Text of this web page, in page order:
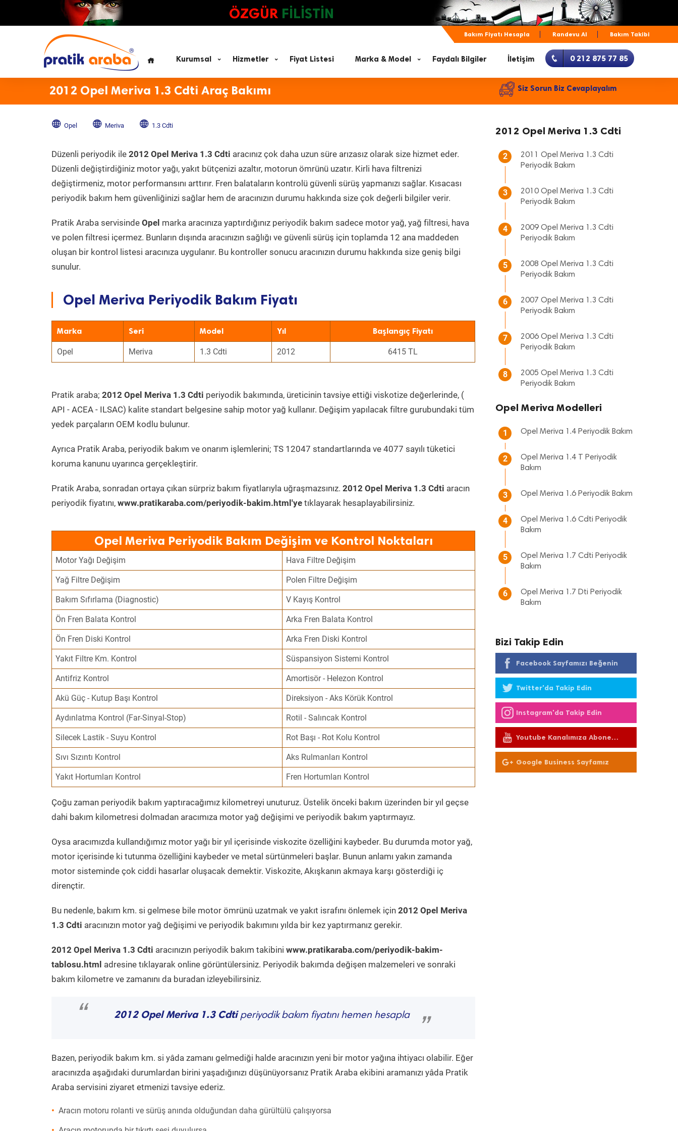
ÖZGÜR FİLİSTİN
Bakım Fiyatı Hesapla Randevu Al Bakım Takibi
Kurumsal Hizmetler Fiyat Listesi Marka & Model Faydalı Bilgiler İletişim 0 212 875 77 85
2012 Opel Meriva 1.3 Cdti Araç Bakımı Siz Sorun Biz Cevaplayalım
Opel Meriva 1.3 Cdti
Düzenli periyodik ile 2012 Opel Meriva 1.3 Cdti aracınız çok daha uzun süre arızasız olarak size hizmet eder.
Düzenli değiştirdiğiniz motor yağı, yakıt bütçenizi azaltır, motorun ömrünü uzatır. Kirli hava filtrenizi
değiştirmeniz, motor performansını arttırır. Fren balataların kontrolü güvenli sürüş yapmanızı sağlar. Kısacası
periyodik bakım hem güvenliğinizi sağlar hem de aracınızın durumu hakkında size çok değerli bilgiler verir.
Pratik Araba servisinde Opel marka aracınıza yaptırdığınız periyodik bakım sadece motor yağ, yağ filtresi, hava
ve polen filtresi içermez. Bunların dışında aracınızın sağlığı ve güvenli sürüş için toplamda 12 ana maddeden
oluşan bir kontrol listesi aracınıza uygulanır. Bu kontroller sonucu aracınızın durumu hakkında size geniş bilgi
sunulur.
Opel Meriva Periyodik Bakım Fiyatı
Marka Seri Model Yıl Başlangıç Fiyatı
Opel Meriva 1.3 Cdti 2012 6415 TL
Pratik araba; 2012 Opel Meriva 1.3 Cdti periyodik bakımında, üreticinin tavsiye ettiği viskotize değerlerinde, (
API - ACEA - ILSAC) kalite standart belgesine sahip motor yağ kullanır. Değişim yapılacak filtre gurubundaki tüm
yedek parçaların OEM kodlu bulunur.
Ayrıca Pratik Araba, periyodik bakım ve onarım işlemlerini; TS 12047 standartlarında ve 4077 sayılı tüketici
koruma kanunu uyarınca gerçekleştirir.
Pratik Araba, sonradan ortaya çıkan sürpriz bakım fiyatlarıyla uğraşmazsınız. 2012 Opel Meriva 1.3 Cdti aracın
periyodik fiyatını, www.pratikaraba.com/periyodik-bakim.html'ye tıklayarak hesaplayabilirsiniz.
Opel Meriva Periyodik Bakım Değişim ve Kontrol Noktaları
Motor Yağı Değişim Hava Filtre Değişim
Yağ Filtre Değişim Polen Filtre Değişim
Bakım Sıfırlama (Diagnostic) V Kayış Kontrol
Ön Fren Balata Kontrol Arka Fren Balata Kontrol
Ön Fren Diski Kontrol Arka Fren Diski Kontrol
Yakıt Filtre Km. Kontrol Süspansiyon Sistemi Kontrol
Antifriz Kontrol Amortisör - Helezon Kontrol
Akü Güç - Kutup Başı Kontrol Direksiyon - Aks Körük Kontrol
Aydınlatma Kontrol (Far-Sinyal-Stop) Rotil - Salıncak Kontrol
Silecek Lastik - Suyu Kontrol Rot Başı - Rot Kolu Kontrol
Sıvı Sızıntı Kontrol Aks Rulmanları Kontrol
Yakıt Hortumları Kontrol Fren Hortumları Kontrol
Çoğu zaman periyodik bakım yaptıracağımız kilometreyi unuturuz. Üstelik önceki bakım üzerinden bir yıl geçse
dahi bakım kilometresi dolmadan aracımıza motor yağ değişimi ve periyodik bakım yaptırmayız.
Oysa aracımızda kullandığımız motor yağı bir yıl içerisinde viskozite özelliğini kaybeder. Bu durumda motor yağ,
motor içerisinde ki tutunma özelliğini kaybeder ve metal sürtünmeleri başlar. Bunun anlamı yakın zamanda
motor sisteminde çok ciddi hasarlar oluşacak demektir. Viskozite, Akışkanın akmaya karşı gösterdiği iç
dirençtir.
Bu nedenle, bakım km. si gelmese bile motor ömrünü uzatmak ve yakıt israfını önlemek için 2012 Opel Meriva
1.3 Cdti aracınızın motor yağ değişimi ve periyodik bakımını yılda bir kez yaptırmanız gerekir.
2012 Opel Meriva 1.3 Cdti aracınızın periyodik bakım takibini www.pratikaraba.com/periyodik-bakim-
tablosu.html adresine tıklayarak online görüntülersiniz. Periyodik bakımda değişen malzemeleri ve sonraki
bakım kilometre ve zamanını da buradan izleyebilirsiniz.
“ 2012 Opel Meriva 1.3 Cdtiperiyodik bakım fiyatını hemen hesapla
”
Bazen, periyodik bakım km. si yâda zamanı gelmediği halde aracınızın yeni bir motor yağına ihtiyacı olabilir. Eğer
aracınızda aşağıdaki durumlardan birini yaşadığınızı düşünüyorsanız Pratik Araba ekibini aramanızı yâda Pratik
Araba servisini ziyaret etmenizi tavsiye ederiz.
Aracın motoru rolanti ve sürüş anında olduğundan daha gürültülü çalışıyorsa
2012 Opel Meriva 1.3 Cdti
2
2011 Opel Meriva 1.3 Cdti
Periyodik Bakım
3
2010 Opel Meriva 1.3 Cdti
Periyodik Bakım
4
2009 Opel Meriva 1.3 Cdti
Periyodik Bakım
5
2008 Opel Meriva 1.3 Cdti
Periyodik Bakım
6
2007 Opel Meriva 1.3 Cdti
Periyodik Bakım
7
2006 Opel Meriva 1.3 Cdti
Periyodik Bakım
8
2005 Opel Meriva 1.3 Cdti
Periyodik Bakım
Opel Meriva Modelleri
1 Opel Meriva 1.4 Periyodik Bakım
2
Opel Meriva 1.4 T Periyodik
Bakım
3 Opel Meriva 1.6 Periyodik Bakım
4
Opel Meriva 1.6 Cdti Periyodik
Bakım
5
Opel Meriva 1.7 Cdti Periyodik
Bakım
6
Opel Meriva 1.7 Dti Periyodik
Bakım
Bizi Takip Edin
Facebook Sayfamızı Beğenin
Twitter'da Takip Edin
Instagram'da Takip Edin
Youtube Kanalımıza Abone
Olun
Google Business Sayfamız